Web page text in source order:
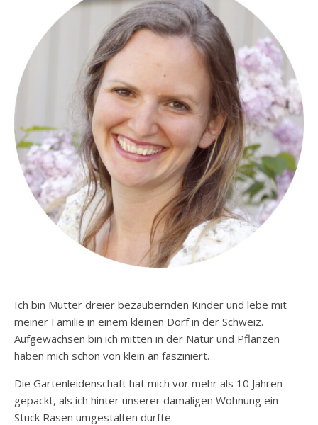
Ich bin Mutter dreier bezaubernden Kinder und lebe mit
meiner Familie in einem kleinen Dorf in der Schweiz.
Aufgewachsen bin ich mitten in der Natur und Pflanzen
haben mich schon von klein an fasziniert.
Die Gartenleidenschaft hat mich vor mehr als 10 Jahren
gepackt, als ich hinter unserer damaligen Wohnung ein
Stück Rasen umgestalten durfte.